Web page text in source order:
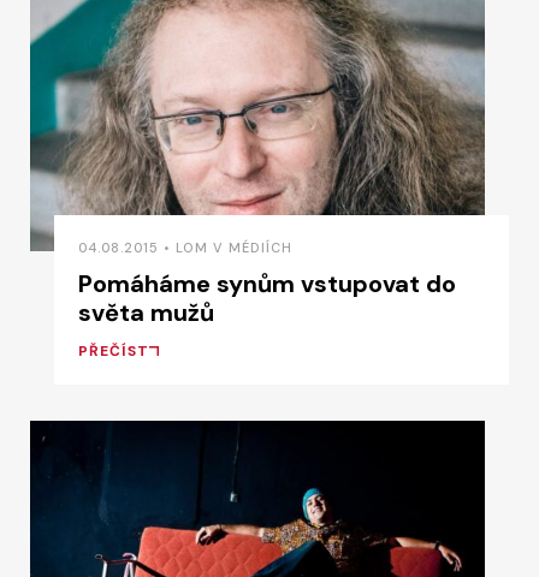
04.08.2015 • LOM V MÉDIÍCH
Pomáháme synům vstupovat do
světa mužů
PŘEČÍST